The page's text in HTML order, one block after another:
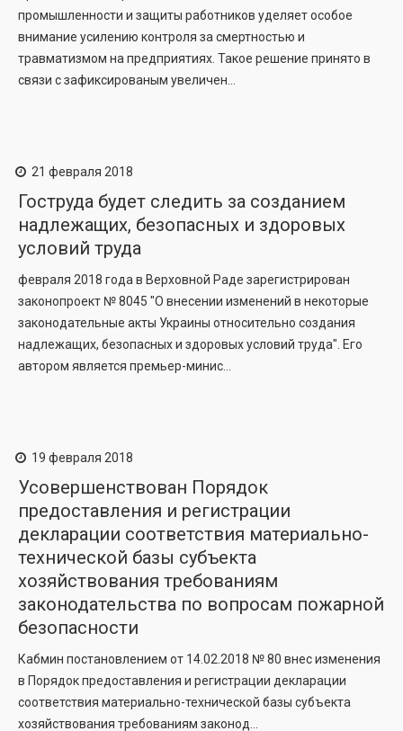
промышленности и защиты работников уделяет особое
внимание усилению контроля за смертностью и
травматизмом на предприятиях. Такое решение принято в
связи с зафиксированым увеличен...
21 февраля 2018
Гоструда будет следить за созданием
надлежащих, безопасных и здоровых
условий труда
февраля 2018 года в Верховной Раде зарегистрирован
законопроект № 8045 "О внесении изменений в некоторые
законодательные акты Украины относительно создания
надлежащих, безопасных и здоровых условий труда". Его
автором является премьер-минис...
19 февраля 2018
Усовершенствован Порядок
предоставления и регистрации
декларации соответствия материально-
технической базы субъекта
хозяйствования требованиям
законодательства по вопросам пожарной
безопасности
Кабмин постановлением от 14.02.2018 № 80 внес изменения
в Порядок предоставления и регистрации декларации
соответствия материально-технической базы субъекта
хозяйствования требованиям законод...